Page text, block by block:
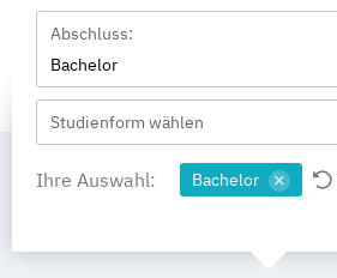
Abschluss:
Bachelor
Studienform wählen
Ihre Auswahl: Bachelor